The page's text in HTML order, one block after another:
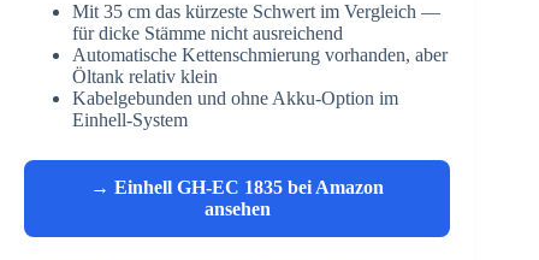
Mit 35 cm das kürzeste Schwert im Vergleich —
für dicke Stämme nicht ausreichend
Automatische Kettenschmierung vorhanden, aber
Öltank relativ klein
Kabelgebunden und ohne Akku-Option im
Einhell-System
→ Einhell GH-EC 1835 bei Amazon
ansehen